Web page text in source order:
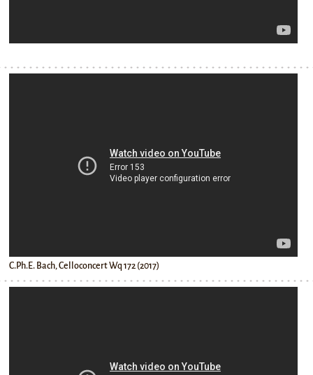
C.Ph.E. Bach, Celloconcert Wq 172 (2017)